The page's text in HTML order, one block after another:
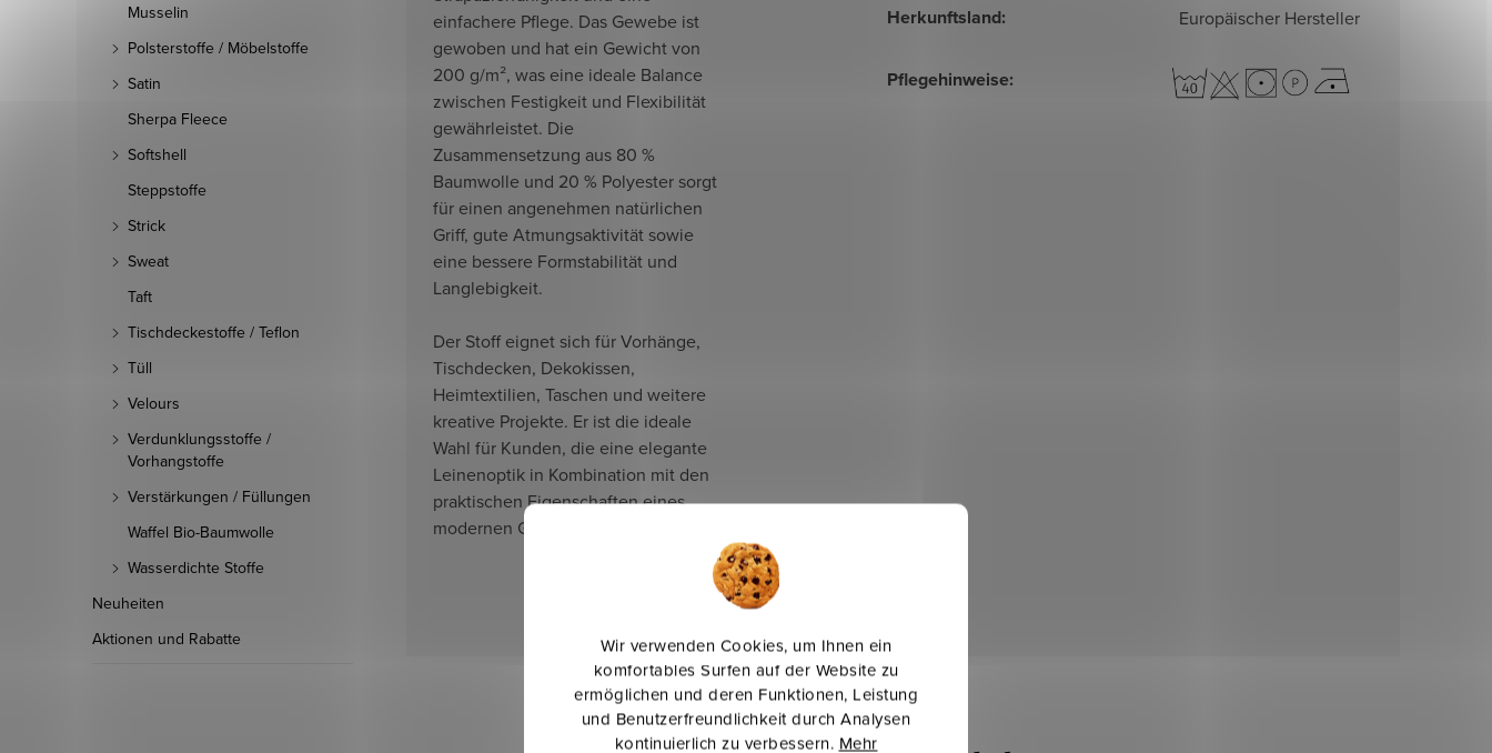
Wir verwenden Cookies, um Ihnen ein
komfortables Surfen auf der Website zu
ermöglichen und deren Funktionen, Leistung
und Benutzerfreundlichkeit durch Analysen
kontinuierlich zu verbessern. Mehr
Musselin
Polsterstoffe / Möbelstoffe
Satin
Sherpa Fleece
Softshell
Steppstoffe
Strick
Sweat
Taft
Tischdeckestoffe / Teflon
Tüll
Velours
Verdunklungsstoffe /
Vorhangstoffe
Verstärkungen / Füllungen
Waffel Bio-Baumwolle
Wasserdichte Stoffe
Neuheiten
Aktionen und Rabatte
einfachere Pflege. Das Gewebe ist
gewoben und hat ein Gewicht von
200 g/m², was eine ideale Balance
zwischen Festigkeit und Flexibilität
gewährleistet. Die
Zusammensetzung aus 80 %
Baumwolle und 20 % Polyester sorgt
für einen angenehmen natürlichen
Griff, gute Atmungsaktivität sowie
eine bessere Formstabilität und
Langlebigkeit.
Der Stoff eignet sich für Vorhänge,
Tischdecken, Dekokissen,
Heimtextilien, Taschen und weitere
kreative Projekte. Er ist die ideale
Wahl für Kunden, die eine elegante
Leinenoptik in Kombination mit den
praktischen Eigenschaften eines
modernen Gewebes suchen.
Herkunftsland: Europäischer Hersteller
Pflegehinweise: